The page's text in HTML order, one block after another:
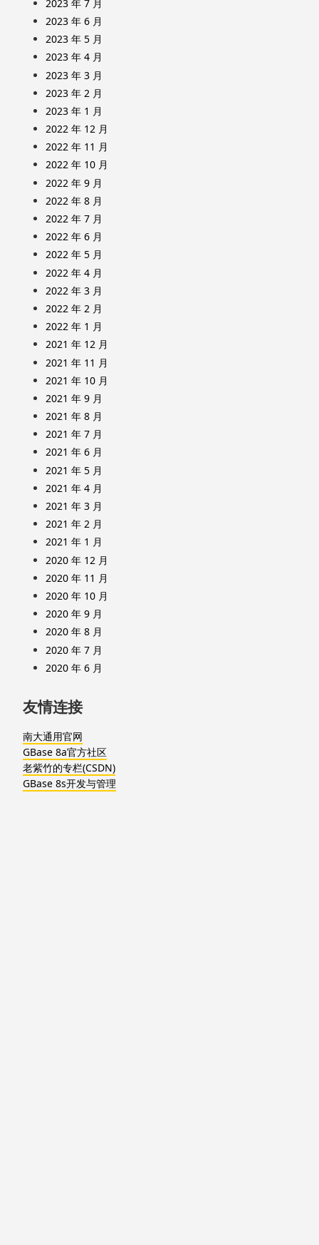
2023 年 7 月
2023 年 6 月
2023 年 5 月
2023 年 4 月
2023 年 3 月
2023 年 2 月
2023 年 1 月
2022 年 12 月
2022 年 11 月
2022 年 10 月
2022 年 9 月
2022 年 8 月
2022 年 7 月
2022 年 6 月
2022 年 5 月
2022 年 4 月
2022 年 3 月
2022 年 2 月
2022 年 1 月
2021 年 12 月
2021 年 11 月
2021 年 10 月
2021 年 9 月
2021 年 8 月
2021 年 7 月
2021 年 6 月
2021 年 5 月
2021 年 4 月
2021 年 3 月
2021 年 2 月
2021 年 1 月
2020 年 12 月
2020 年 11 月
2020 年 10 月
2020 年 9 月
2020 年 8 月
2020 年 7 月
2020 年 6 月
友情连接
南大通用官网
GBase 8a官方社区
老紫竹的专栏(CSDN)
GBase 8s开发与管理